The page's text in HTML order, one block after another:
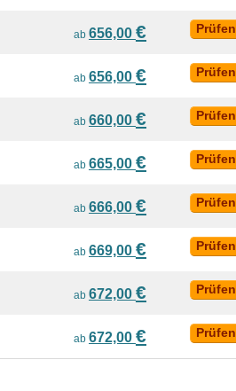
ab 656,00 € Prüfen
ab 656,00 € Prüfen
ab 660,00 € Prüfen
ab 665,00 € Prüfen
ab 666,00 € Prüfen
ab 669,00 € Prüfen
ab 672,00 € Prüfen
ab 672,00 € Prüfen